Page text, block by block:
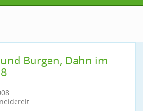
Burgen, Dahn im